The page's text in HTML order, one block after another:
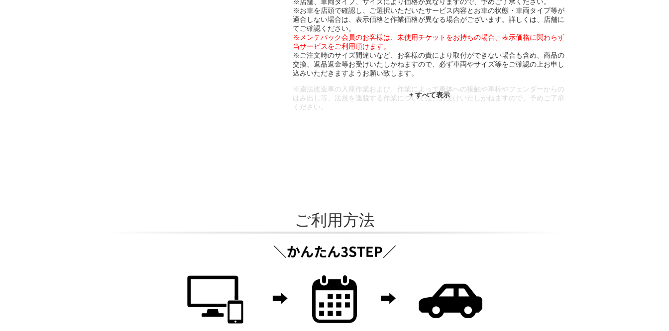
※お車を店頭で確認し、ご選択いただいたサービス内容とお車の状態・車両タイプ等が
適合しない場合は、表示価格と作業価格が異なる場合がございます。詳しくは、店舗に
てご確認ください。
※メンテパック会員のお客様は、未使用チケットをお持ちの場合、表示価格に関わらず
当サービスをご利用頂けます。
※ご注文時のサイズ間違いなど、お客様の責により取付ができない場合も含め、商品の
交換、返品返金等お受けいたしかねますので、必ず車両やサイズ等をご確認の上お申し
込みいただきますようお願い致します。
※違法改造車の入庫作業および、作業によって車体への接触や車枠やフェンダーからの
はみ出し等、法規を逸脱する作業については、お受けいたしかねますので、予めご了承
ください。
ご利用方法